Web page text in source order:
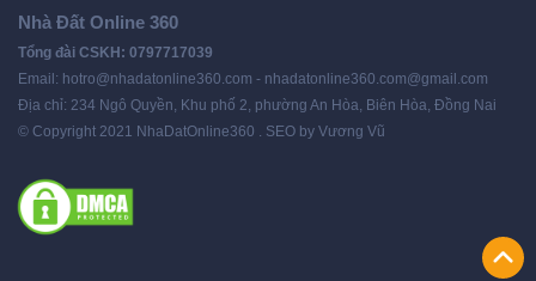
Nhà Đất Online 360
Tổng đài CSKH: 0797717039
Email: hotro@nhadatonline360.com - nhadatonline360.com@gmail.com
Địa chỉ: 234 Ngô Quyền, Khu phố 2, phường An Hòa, Biên Hòa, Đồng Nai
© Copyright 2021 NhaDatOnline360 . SEO by Vương Vũ